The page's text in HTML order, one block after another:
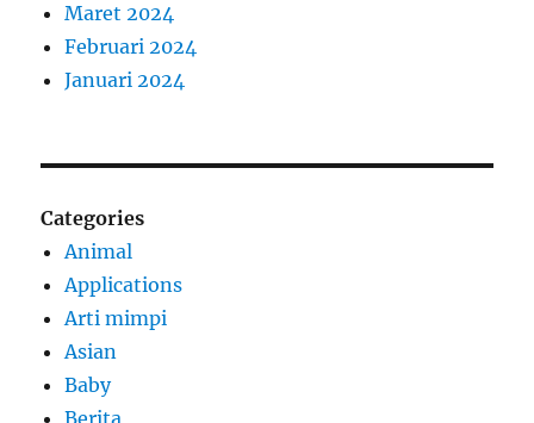
Maret 2024
Februari 2024
Januari 2024
Categories
Animal
Applications
Arti mimpi
Asian
Baby